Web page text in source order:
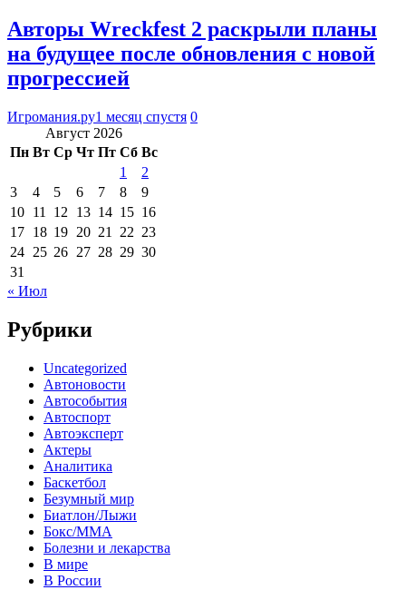
Авторы Wreckfest 2 раскрыли планы
на будущее после обновления с новой
прогрессией
Игромания.ру1 месяц спустя 0
Август 2026
Пн Вт Ср Чт Пт Сб Вс
1
2
3
4 5 6 7 8
9
10 11 12 13 14 15 16
17 18 19 20 21 22 23
24 25 26 27 28 29 30
31
« Июл
Рубрики
Uncategorized
Автоновости
Автособытия
Автоспорт
Автоэксперт
Актеры
Аналитика
Баскетбол
Безумный мир
Биатлон/Лыжи
Бокс/MMA
Болезни и лекарства
В мире
В России